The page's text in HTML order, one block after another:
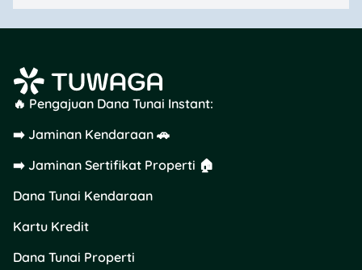
🔥 Pengajuan Dana Tunai Instant:
➡️ Jaminan Kendaraan 🚗
➡️ Jaminan Sertifikat Properti 🏠
Dana Tunai Kendaraan
Kartu Kredit
Dana Tunai Properti